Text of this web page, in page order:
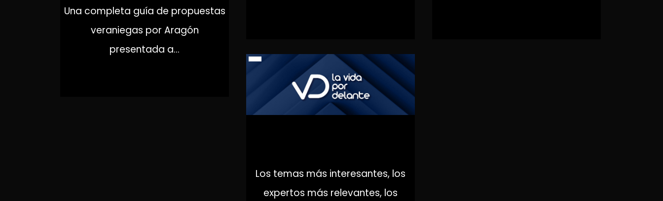
Una completa guía de propuestas
veraniegas por Aragón
presentada a...
Los temas más interesantes, los
expertos más relevantes, los